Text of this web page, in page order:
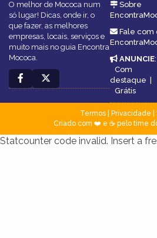
O melhor de Mococa num
só lugar! Dicas, onde ir, o
que fazer, as melhores
empresas, locais, serviços e
muito mais no guia Encontra
Mococa.
Sobre
Fale com
ANUNCIE:
Com
destaque |
Grátis
Termos| Privacidade
Criado com ❤️ e ☕ pelo time
Statcounter code invalid. Insert a